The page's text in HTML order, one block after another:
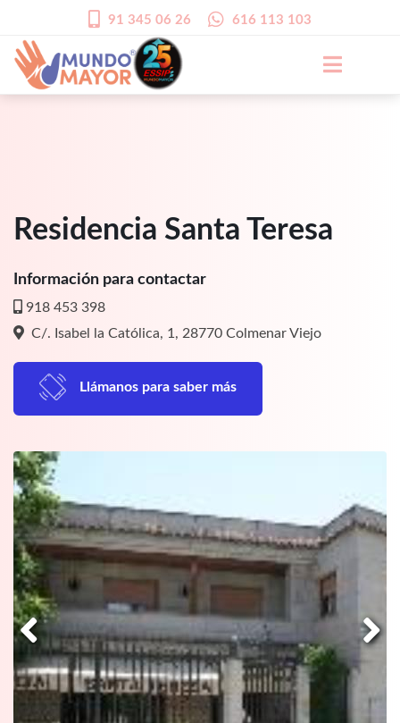
91 345 06 26 616 113 103
Residencia Santa Teresa
Información para contactar
918 453 398
C/. Isabel la Católica, 1, 28770 Colmenar Viejo
Llámanos para saber más